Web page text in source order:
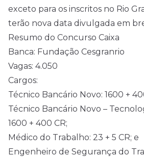
exceto para os inscritos no Rio
terão nova data divulgada em
Resumo do Concurso Caixa
Banca: Fundação Cesgranrio
Vagas: 4.050
Cargos:
Técnico Bancário Novo: 1600 +
Técnico Bancário Novo –
1600 + 400 CR;
Médico do Trabalho: 23 + 5 CR; e
Engenheiro de Segurança do